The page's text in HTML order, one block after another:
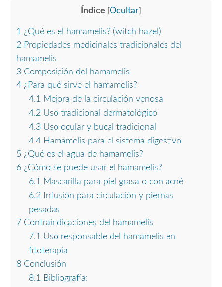
Índice Ocultar
1 ¿Qué es el hamamelis? (witch hazel)
2 Propiedades medicinales tradicionales del
hamamelis
3 Composición del hamamelis
4 ¿Para qué sirve el hamamelis?
4.1 Mejora de la circulación venosa
4.2Uso tradicional dermatológico
4.3Uso ocular y bucal tradicional
4.4Hamamelis para el sistema digestivo
5 ¿Qué es el agua de hamamelis?
6 ¿Cómo se puede usar el hamamelis?
6.1 Mascarilla para piel grasa o con acné
6.2Infusión para circulación y piernas
pesadas
7 Contraindicaciones del hamamelis
7.1 Uso responsable del hamamelis en
fitoterapia
8 Conclusión
8.1 Bibliografía: